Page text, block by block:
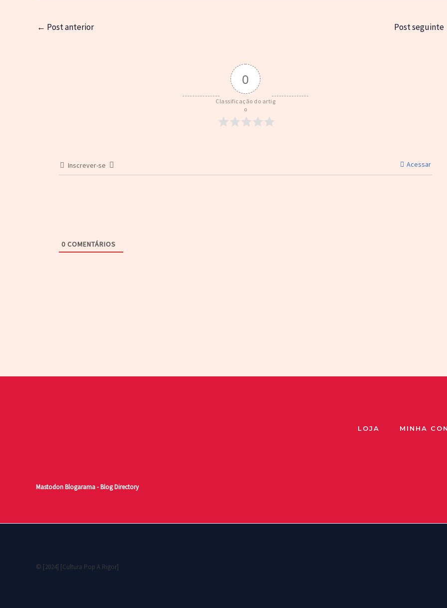
← Post anterior Post seguinte
0
Classificação do artig
o
Inscrever-se Acessar
0 COMENTÁRIOS
MastodonBlogarama - Blog Directory
LOJA MINHA
© [2024] [Cultura Pop A Rigor]